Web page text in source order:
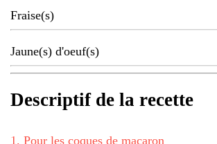
Fraise(s)
Jaune(s) d'oeuf(s)
Descriptif de la recette
1 . Pour les coques de macaron